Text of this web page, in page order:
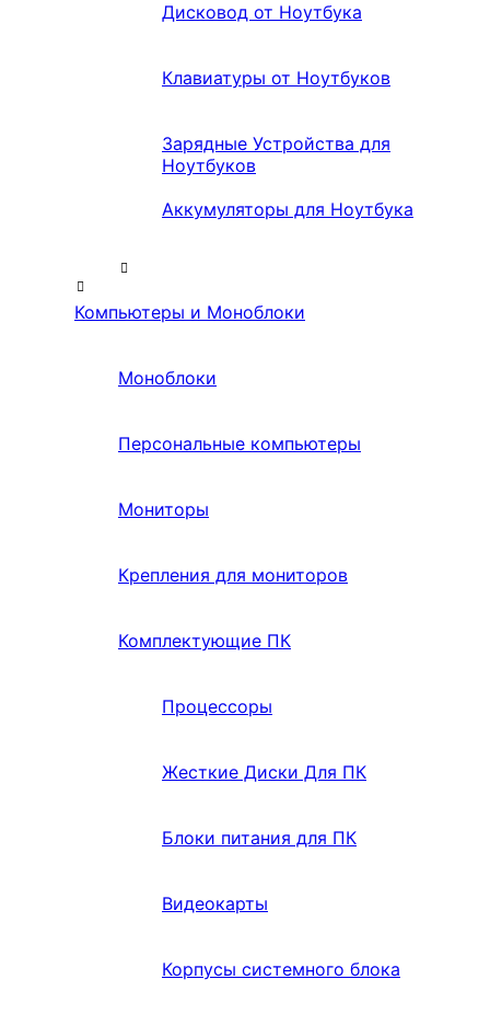
Дисковод от Ноутбука
Клавиатуры от Ноутбуков
Зарядные Устройства для
Ноутбуков
Аккумуляторы для Ноутбука
Компьютеры и Моноблоки
Моноблоки
Персональные компьютеры
Мониторы
Крепления для мониторов
Комплектующие ПК
Процессоры
Жесткие Диски Для ПК
Блоки питания для ПК
Видеокарты
Корпусы системного блока